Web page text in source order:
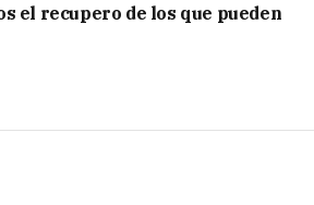
el recupero de los que pueden